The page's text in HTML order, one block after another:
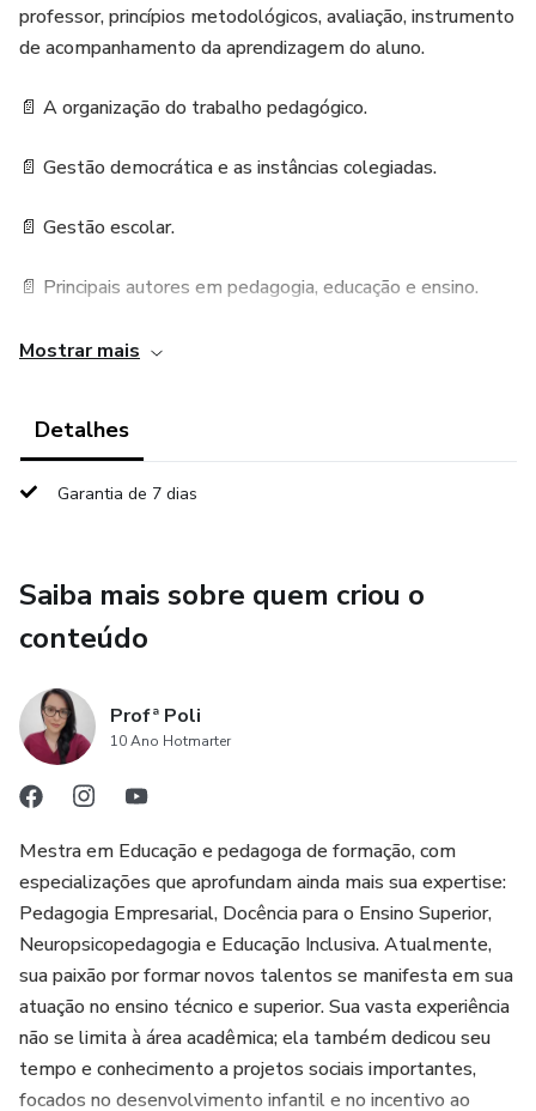
professor, princípios metodológicos, avaliação, instrumento
de acompanhamento da aprendizagem do aluno.
📄 A organização do trabalho pedagógico.
📄 Gestão democrática e as instâncias colegiadas.
📄 Gestão escolar.
📄 Principais autores em pedagogia, educação e ensino.
📄 Psicologia do desenvolvimento e aprendizagem.
e letramento.
📄 Política Nacional de Educação Especial na Perspectiva
📄 Estrutura, funcionamento dos diversos níveis e
modalidades de ensino.
da Educação Nacional.
📄 Diretrizes Curriculares Nacionais para a Educação Básica.
📄 Plano Nacional de Educação em Direitos Humanos –
2007 e suas alterações.
📄 BNCC (Base Nacional Comum Curricular).
📄 Formação continuada; planejamento e plano na área da
educação; objetivos educacionais; seleção e organização
dos conteúdos curriculares.
Mostrar mais
Detalhes
Garantia de 7 dias
Saiba mais sobre quem criou o
conteúdo
Profª Poli
10 Ano Hotmarter
Mestra em Educação e pedagoga de formação, com
especializações que aprofundam ainda mais sua expertise:
Pedagogia Empresarial, Docência para o Ensino Superior,
Neuropsicopedagogia e Educação Inclusiva. Atualmente,
sua paixão por formar novos talentos se manifesta em sua
atuação no ensino técnico e superior. Sua vasta experiência
não se limita à área acadêmica; ela também dedicou seu
tempo e conhecimento a projetos sociais importantes,
focados no desenvolvimento infantil e no incentivo ao